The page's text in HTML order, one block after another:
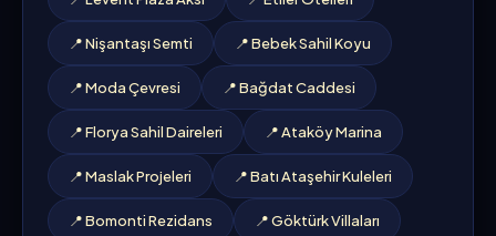
📍 Nişantaşı Semti 📍 Bebek Sahil Koyu
📍 Moda Çevresi 📍 Bağdat Caddesi
📍 Florya Sahil Daireleri 📍 Ataköy Marina
📍 Maslak Projeleri 📍 Batı Ataşehir Kuleleri
📍 Bomonti Rezidans 📍 Göktürk Villaları